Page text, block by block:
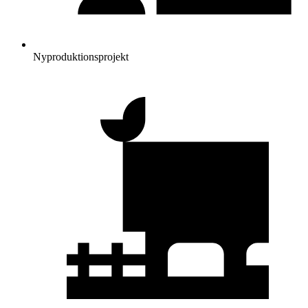
Nyproduktionsprojekt